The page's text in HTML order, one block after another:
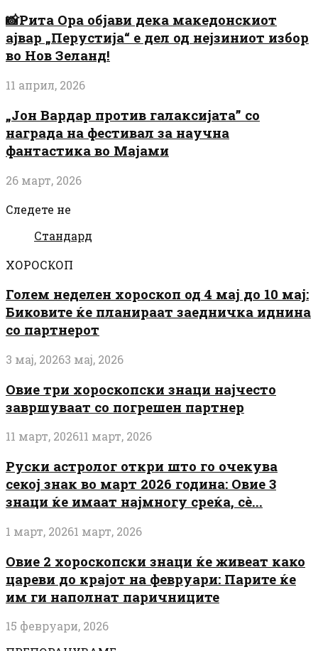
📸Рита Ора објави дека македонскиот
ајвар „Перустија“ е дел од нејзиниот избор
во Нов Зеланд!
11 април, 2026
„Јон Вардар против галаксијата” со
награда на фестивал за научна
фантастика во Мајами
26 март, 2026
Следете не
Стандард
ХОРОСКОП
Голем неделен хороскоп од 4 мај до 10 мај:
Биковите ќе планираат заедничка иднина
со партнерот
3 мај, 20263 мај, 2026
Овие три хороскопски знаци најчесто
завршуваат со погрешен партнер
11 март, 202611 март, 2026
Руски астролог откри што го очекува
секој знак во март 2026 година: Овие 3
знаци ќе имаат најмногу среќа, сè...
1 март, 20261 март, 2026
Овие 2 хороскопски знаци ќе живеат како
цареви до крајот на февруари: Парите ќе
им ги наполнат паричниците
15 февруари, 2026